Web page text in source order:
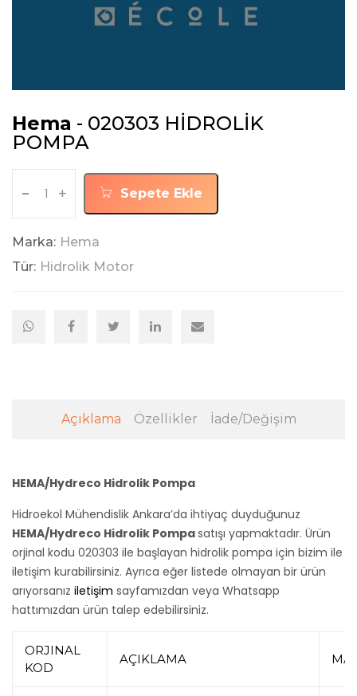
Hema - 020303 HİDROLİK
POMPA
- + Sepete Ekle
Marka: Hema
Tür: Hidrolik Motor
Açıklama Özellikler İade/Değişim
HEMA/Hydreco Hidrolik Pompa
Hidroekol Mühendislik Ankara’da ihtiyaç duyduğunuz
HEMA/Hydreco Hidrolik Pompasatışı yapmaktadır. Ürün
orjinal kodu 020303 ile başlayan hidrolik pompa için bizim ile
iletişim kurabilirsiniz. Ayrıca eğer listede olmayan bir ürün
arıyorsanız iletişim sayfamızdan veya Whatsapp
hattımızdan ürün talep edebilirsiniz.
ORJINAL
KOD
AÇIKLAMA